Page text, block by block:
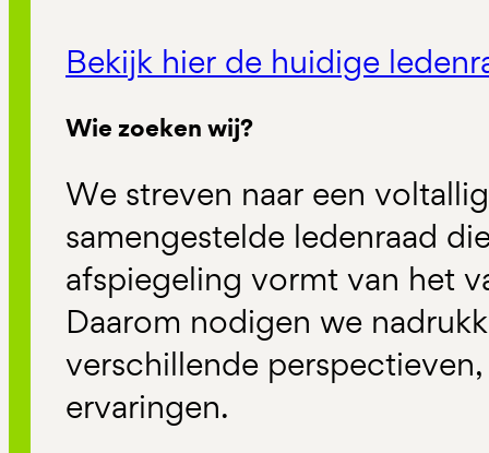
Bekijk hier de huidige
Wie zoeken wij?
We streven naar een
samengestelde ledenraad
afspiegeling vormt van het
Daarom nodigen we
verschillende
ervaringen.